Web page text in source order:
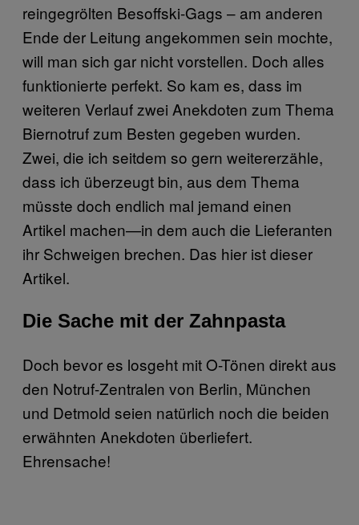
reingegrölten Besoffski-Gags – am anderen
Ende der Leitung angekommen sein mochte,
will man sich gar nicht vorstellen. Doch alles
funktionierte perfekt. So kam es, dass im
weiteren Verlauf zwei Anekdoten zum Thema
Biernotruf zum Besten gegeben wurden.
Zwei, die ich seitdem so gern weitererzähle,
dass ich überzeugt bin, aus dem Thema
müsste doch endlich mal jemand einen
Artikel machen—in dem auch die Lieferanten
ihr Schweigen brechen. Das hier ist dieser
Artikel.
Die Sache mit der Zahnpasta
Doch bevor es losgeht mit O-Tönen direkt aus
den Notruf-Zentralen von Berlin, München
und Detmold seien natürlich noch die beiden
erwähnten Anekdoten überliefert.
Ehrensache!